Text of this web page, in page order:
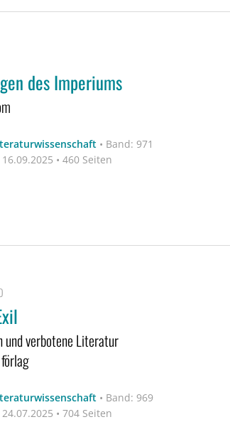
des Imperiums
• Band: 971
16.09.2025 • 460 Seiten
verbotene Literatur
• Band: 969
24.07.2025 • 704 Seiten